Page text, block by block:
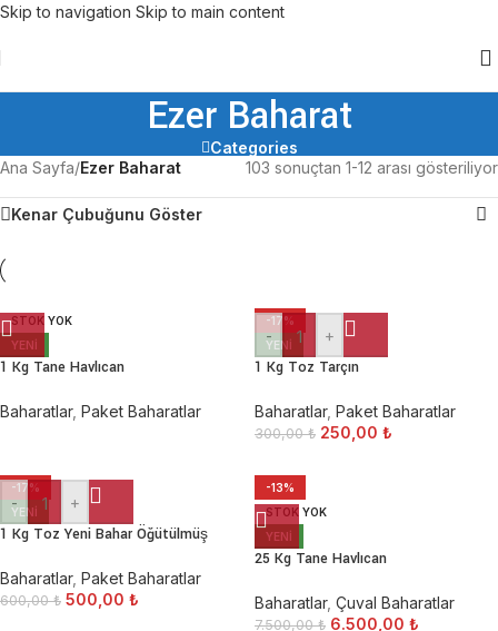
Skip to navigation Skip to main content
Ezer Baharat
Categories
Ana Sayfa/Ezer Baharat 103 sonuçtan 1-12 arası gösteriliyor
Kenar Çubuğunu Göster
STOK YOK
YENI
1 Kg Tane Havlıcan
Baharatlar, Paket Baharatlar
-17%
YENI
- +
1 Kg Toz Tarçın
Baharatlar, Paket Baharatlar
300,00₺ 250,00 ₺
-17%
YENI
- +
1 Kg Toz Yeni Bahar Öğütülmüş
Baharatlar, Paket Baharatlar
600,00₺ 500,00 ₺
-13%
STOK YOK
YENI
25 Kg Tane Havlıcan
Baharatlar, Çuval Baharatlar
7.500,00₺ 6.500,00 ₺